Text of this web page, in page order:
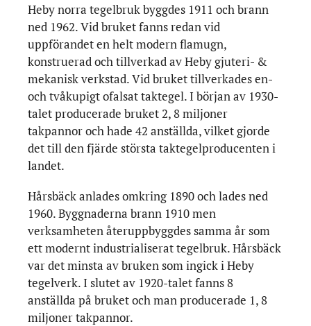
Heby norra tegelbruk byggdes 1911 och brann
ned 1962. Vid bruket fanns redan vid
uppförandet en helt modern flamugn,
konstruerad och tillverkad av Heby gjuteri- &
mekanisk verkstad. Vid bruket tillverkades en-
och tvåkupigt ofalsat taktegel. I början av 1930-
talet producerade bruket 2, 8 miljoner
takpannor och hade 42 anställda, vilket gjorde
det till den fjärde största taktegelproducenten i
landet.
Hårsbäck anlades omkring 1890 och lades ned
1960. Byggnaderna brann 1910 men
verksamheten återuppbyggdes samma år som
ett modernt industrialiserat tegelbruk. Hårsbäck
var det minsta av bruken som ingick i Heby
tegelverk. I slutet av 1920-talet fanns 8
anställda på bruket och man producerade 1, 8
miljoner takpannor.